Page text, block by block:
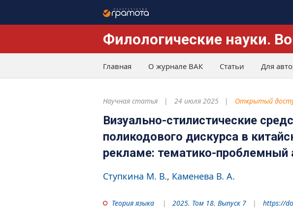
Филологические науки.
Главная О журнале ВАК Статьи Для
Научная статья 24 июля 2025 Открытый
Визуально-стилистические
поликодового дискурса в
рекламе: тематико-проблемный
Ступкина М. В. Каменева В. А.
Теория языка 2025. Том 18. Выпуск 7 https://